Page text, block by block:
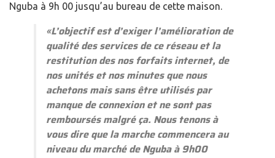
Nguba à 9h 00 jusqu’au bureau de cette maison.
«L’objectif est d’exiger l’amélioration de
qualité des services de ce réseau et la
restitution des nos forfaits internet, de
nos unités et nos minutes que nous
achetons mais sans être utilisés par
manque de connexion et ne sont pas
remboursés malgré ça. Nous tenons à
vous dire que la marche commencera au
niveau du marché de Nguba à 9h00